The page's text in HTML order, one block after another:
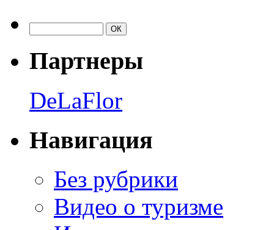
Партнеры
DeLaFlor
Навигация
Без рубрики
Видео о туризме